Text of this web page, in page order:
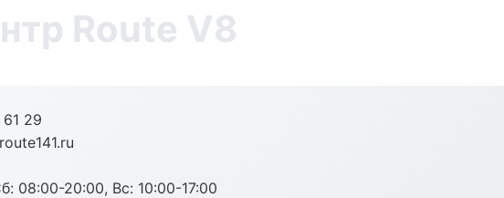
Route V8
29
08:00-20:00, Вс: 10:00-17:00